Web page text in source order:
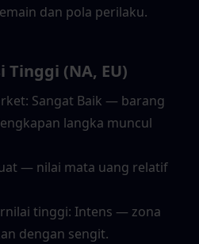
dan pola perilaku.
Tinggi (NA, EU)
Sangat Baik — barang
langka muncul
— nilai mata uang relatif
tinggi: Intens — zona
dengan sengit.